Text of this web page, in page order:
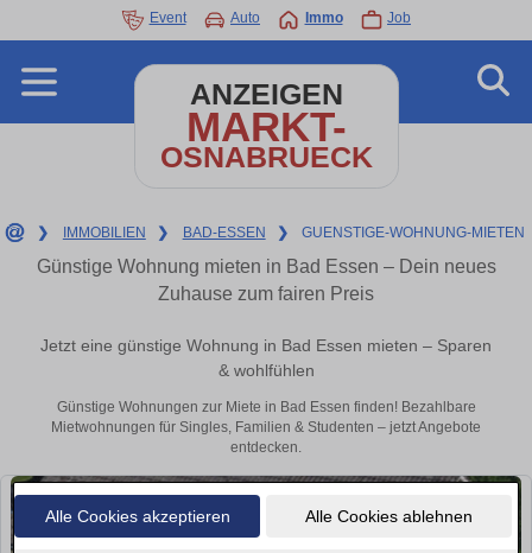
Alle Cookies akzeptieren Alle Cookies ablehnen
Event Auto Immo Job
ANZEIGEN
MARKT-
OSNABRUECK
❯ IMMOBILIEN ❯ BAD-ESSEN ❯ GUENSTIGE-WOHNUNG-MIETEN
Günstige Wohnung mieten in Bad Essen – Dein neues
Zuhause zum fairen Preis
Jetzt eine günstige Wohnung in Bad Essen mieten – Sparen
& wohlfühlen
Günstige Wohnungen zur Miete in Bad Essen finden! Bezahlbare
Mietwohnungen für Singles, Familien & Studenten – jetzt Angebote
entdecken.